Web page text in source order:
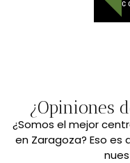
¿Opiniones
¿Somos el mejor
en Zaragoza? Eso